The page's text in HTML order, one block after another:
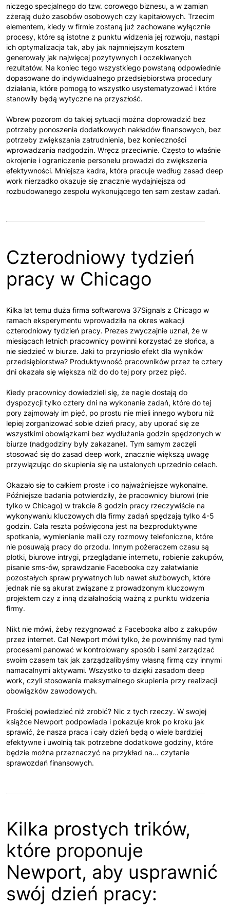
niczego specjalnego do tzw. corowego biznesu, a w zamian
zżerają dużo zasobów osobowych czy kapitałowych. Trzecim
elementem, kiedy w firmie zostaną już zachowane wyłącznie
procesy, które są istotne z punktu widzenia jej rozwoju, nastąpi
ich optymalizacja tak, aby jak najmniejszym kosztem
generowały jak najwięcej pozytywnych i oczekiwanych
rezultatów. Na koniec tego wszystkiego powstaną odpowiednie
dopasowane do indywidualnego przedsiębiorstwa procedury
działania, które pomogą to wszystko usystematyzować i które
stanowiły będą wytyczne na przyszłość.
Wbrew pozorom do takiej sytuacji można doprowadzić bez
potrzeby ponoszenia dodatkowych nakładów finansowych, bez
potrzeby zwiększania zatrudnienia, bez konieczności
wprowadzania nadgodzin. Wręcz przeciwnie. Często to właśnie
okrojenie i ograniczenie personelu prowadzi do zwiększenia
efektywności. Mniejsza kadra, która pracuje według zasad deep
work nierzadko okazuje się znacznie wydajniejsza od
rozbudowanego zespołu wykonującego ten sam zestaw zadań.
Czterodniowy tydzień
pracy w Chicago
Kilka lat temu duża firma softwarowa 37Signals z Chicago w
ramach eksperymentu wprowadziła na okres wakacji
czterodniowy tydzień pracy. Prezes zwyczajnie uznał, że w
miesiącach letnich pracownicy powinni korzystać ze słońca, a
nie siedzieć w biurze. Jaki to przyniosło efekt dla wyników
przedsiębiorstwa? Produktywność pracowników przez te cztery
dni okazała się większa niż do do tej pory przez pięć.
Kiedy pracownicy dowiedzieli się, że nagle dostają do
dyspozycji tylko cztery dni na wykonanie zadań, które do tej
pory zajmowały im pięć, po prostu nie mieli innego wyboru niż
lepiej zorganizować sobie dzień pracy, aby uporać się ze
wszystkimi obowiązkami bez wydłużania godzin spędzonych w
biurze (nadgodziny były zakazane). Tym samym zaczęli
stosować się do zasad deep work, znacznie większą uwagę
przywiązując do skupienia się na ustalonych uprzednio celach.
Okazało się to całkiem proste i co najważniejsze wykonalne.
Późniejsze badania potwierdziły, że pracownicy biurowi (nie
tylko w Chicago) w trakcie 8 godzin pracy rzeczywiście na
wykonywaniu kluczowych dla firmy zadań spędzają tylko 4-5
godzin. Cała reszta poświęcona jest na bezproduktywne
spotkania, wymienianie maili czy rozmowy telefoniczne, które
nie posuwają pracy do przodu. Innym pożeraczem czasu są
plotki, biurowe intrygi, przeglądanie internetu, robienie zakupów,
pisanie sms-ów, sprawdzanie Facebooka czy załatwianie
pozostałych spraw prywatnych lub nawet służbowych, które
jednak nie są akurat związane z prowadzonym kluczowym
projektem czy z inną działalnością ważną z punktu widzenia
firmy.
Nikt nie mówi, żeby rezygnować z Facebooka albo z zakupów
przez internet. Cal Newport mówi tylko, że powinniśmy nad tymi
procesami panować w kontrolowany sposób i sami zarządzać
swoim czasem tak jak zarządzalibyśmy własną firmą czy innymi
namacalnymi aktywami. Wszystko to dzięki zasadom deep
work, czyli stosowania maksymalnego skupienia przy realizacji
obowiązków zawodowych.
Prościej powiedzieć niż zrobić? Nic z tych rzeczy. W swojej
książce Newport podpowiada i pokazuje krok po kroku jak
sprawić, że nasza praca i cały dzień będą o wiele bardziej
efektywne i uwolnią tak potrzebne dodatkowe godziny, które
będzie można przeznaczyć na przykład na… czytanie
sprawozdań finansowych.
Kilka prostych trików,
które proponuje
Newport, aby usprawnić
swój dzień pracy: